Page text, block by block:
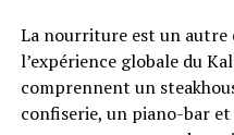
La nourriture est un autre
l’expérience globale du
comprennent un
confiserie, un piano-bar et